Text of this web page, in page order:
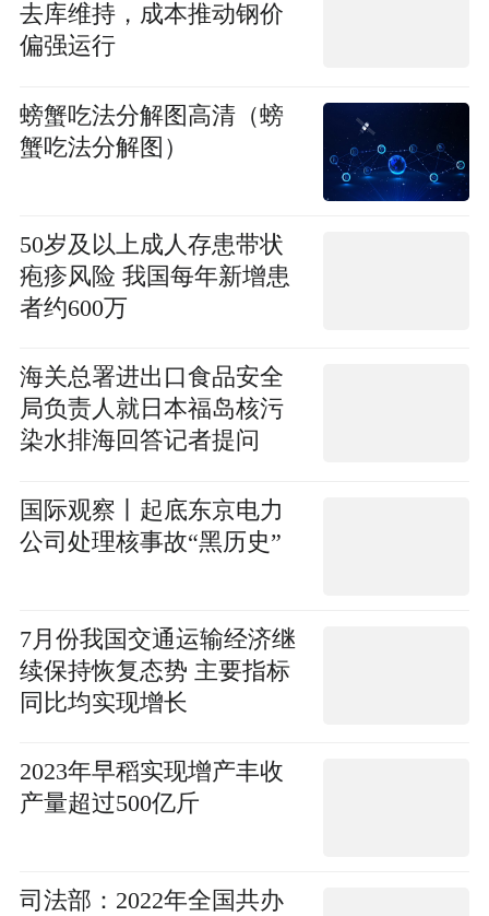
去库维持，成本推动钢价
偏强运行
螃蟹吃法分解图高清（螃
蟹吃法分解图）
50岁及以上成人存患带状
疱疹风险 我国每年新增患
者约600万
海关总署进出口食品安全
局负责人就日本福岛核污
染水排海回答记者提问
国际观察丨起底东京电力
公司处理核事故“黑历史”
7月份我国交通运输经济继
续保持恢复态势 主要指标
同比均实现增长
2023年早稻实现增产丰收
产量超过500亿斤
司法部：2022年全国共办